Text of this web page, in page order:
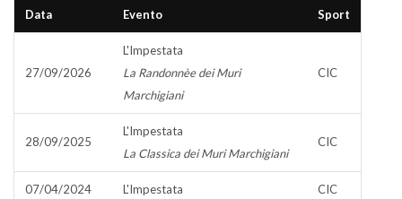
Data Evento Sport
27/09/2026
L'Impestata
La Randonnèe dei Muri
Marchigiani
CIC
28/09/2025
L'Impestata
La Classica dei Muri Marchigiani
CIC
07/04/2024 L'Impestata CIC